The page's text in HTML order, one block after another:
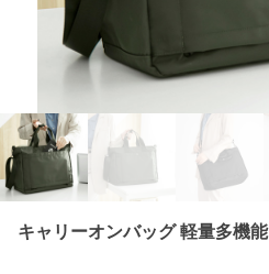
キャリーオンバッグ 軽量多機